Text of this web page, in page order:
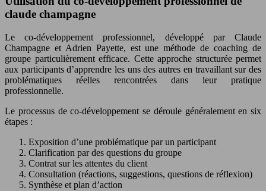
claude champagne
Le co-développement professionnel, développé par Claude
Champagne et Adrien Payette, est une méthode de coaching de
groupe particulièrement efficace. Cette approche structurée permet
aux participants d’apprendre les uns des autres en travaillant sur des
problématiques réelles rencontrées dans leur pratique
professionnelle.
Le processus de co-développement se déroule généralement en six
étapes :
Exposition d’une problématique par un participant
Clarification par des questions du groupe
Contrat sur les attentes du client
Consultation (réactions, suggestions, questions de réflexion)
Synthèse et plan d’action